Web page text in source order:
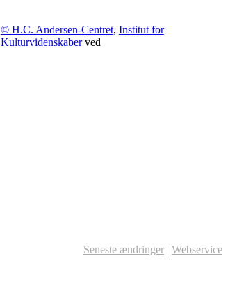
© H.C. Andersen-Centret, Institut for
Kulturvidenskaberved
Seneste ændringer | Webservice